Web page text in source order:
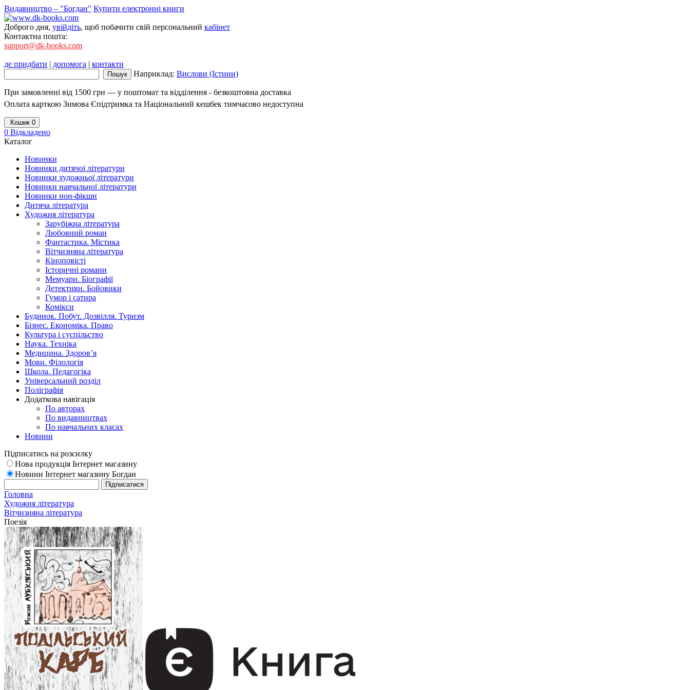
Видавництво – "Богдан" Купити електронні книги
Доброго дня, увійдіть, щоб побачити свій персональний кабінет
Контактна пошта:
support@dk-books.com
де придбати | допомога | контакти
Наприклад: Вислови (Істини)
При замовленні від 1500 грн — у поштомат та відділення - безкоштовна доставка
Оплата карткою Зимова Єпідтримка та Національний кешбек тимчасово недоступна
Кошик 0
0 Відкладено
Каталог
Новинки
Новинки дитячої літератури
Новинки художньої літератури
Новинки навчальної літератури
Новинки нон-фікшн
Дитяча література
Художня література
Зарубіжна література
Любовний роман
Фантастика. Містика
Вітчизняна література
Кіноповісті
Історичні романи
Мемуари. Біографії
Детективи. Бойовики
Гумор і сатира
Комікси
Будинок. Побут. Дозвілля. Туризм
Бізнес. Економіка. Право
Культура і суспільство
Наука. Техніка
Медицина. Здоров’я
Мови. Філологія
Школа. Педагогіка
Універсальний розділ
Поліграфія
Додаткова навігація
По авторах
По видавництвах
По навчальних класах
Новини
Підписатись на розсилку
Нова продукція Інтернет магазину
Новини Інтернет магазину Богдан
Головна
Художня література
Вітчизняна література
Поезія